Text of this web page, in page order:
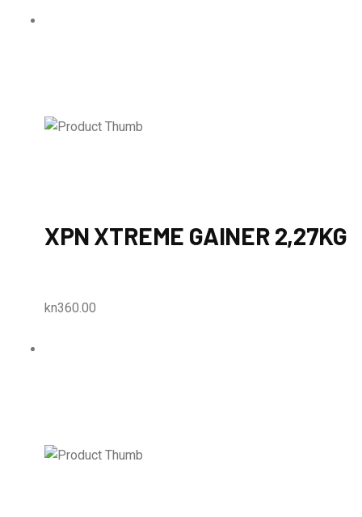
XPN XTREME GAINER 2,27KG
kn360.00